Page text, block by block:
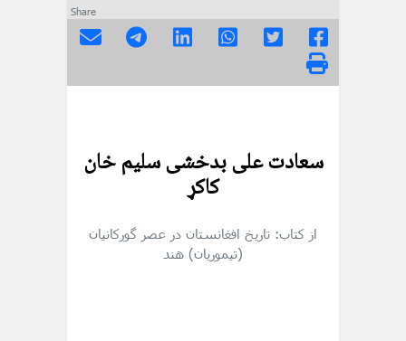
Share
سعادت علی بدخشی سلیم خان
کاکړ
از کتاب: تاریخ افغانستان در عصر گورکانیان
(تیموریان) هند